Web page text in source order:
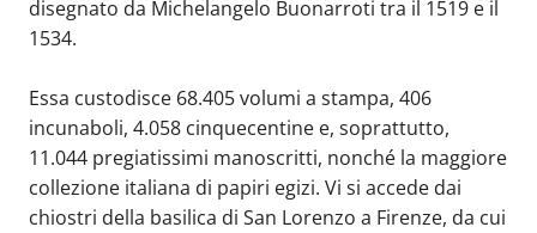
disegnato da Michelangelo Buonarroti tra il 1519 e il
1534.
Essa custodisce 68.405 volumi a stampa, 406
incunaboli, 4.058 cinquecentine e, soprattutto,
11.044 pregiatissimi manoscritti, nonché la maggiore
collezione italiana di papiri egizi. Vi si accede dai
chiostri della basilica di San Lorenzo a Firenze, da cui